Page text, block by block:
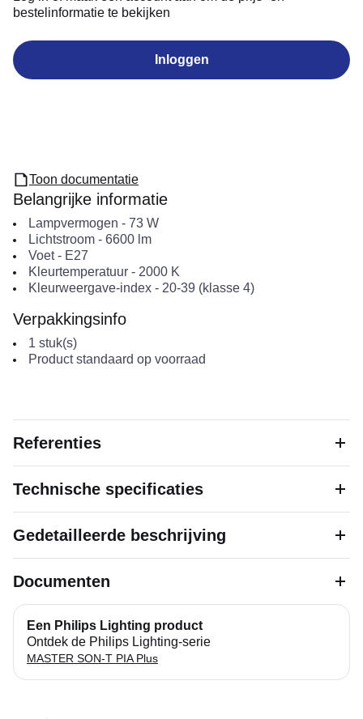
bestelinformatie te bekijken
Inloggen
Toon documentatie
Belangrijke informatie
Lampvermogen - 73 W
Lichtstroom- 6600 lm
Voet- E27
Kleurtemperatuur- 2000 K
Kleurweergave-index- 20-39 (klasse 4)
Verpakkingsinfo
1 stuk(s)
Product standaard op voorraad
Referenties
Technische specificaties
Gedetailleerde beschrijving
Documenten
Een Philips Lighting product
Ontdek de Philips Lighting-serie
MASTER SON-T PIA Plus